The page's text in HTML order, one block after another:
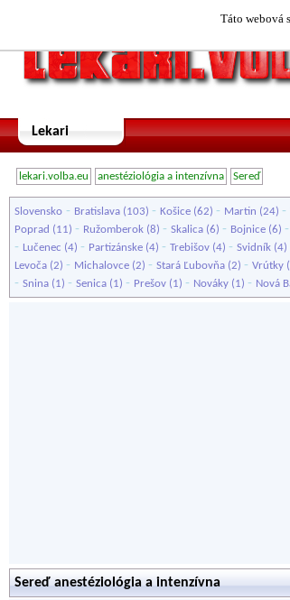
Táto webová
Lekari
lekari.volba.eu anestéziológia a intenzívna Sereď
Slovensko - Bratislava (103) - Košice (62) - Martin (24) -
Poprad (11) - Ružomberok (8) - Skalica (6) - Bojnice (6) -
- Lučenec (4) - Partizánske (4) - Trebišov (4) - Svidník (4)
Levoča (2) - Michalovce (2) - Stará Ľubovňa (2) - Vrútky
- Snina (1) - Senica (1) - Prešov (1) - Nováky (1) - Nová
Sereď anestéziológia a intenzívna